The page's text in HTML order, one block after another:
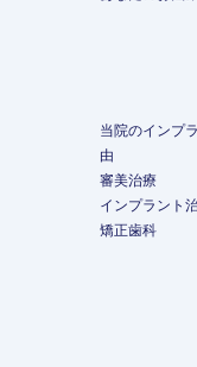
当院のインプ
由
審美治療
インプラント
矯正歯科